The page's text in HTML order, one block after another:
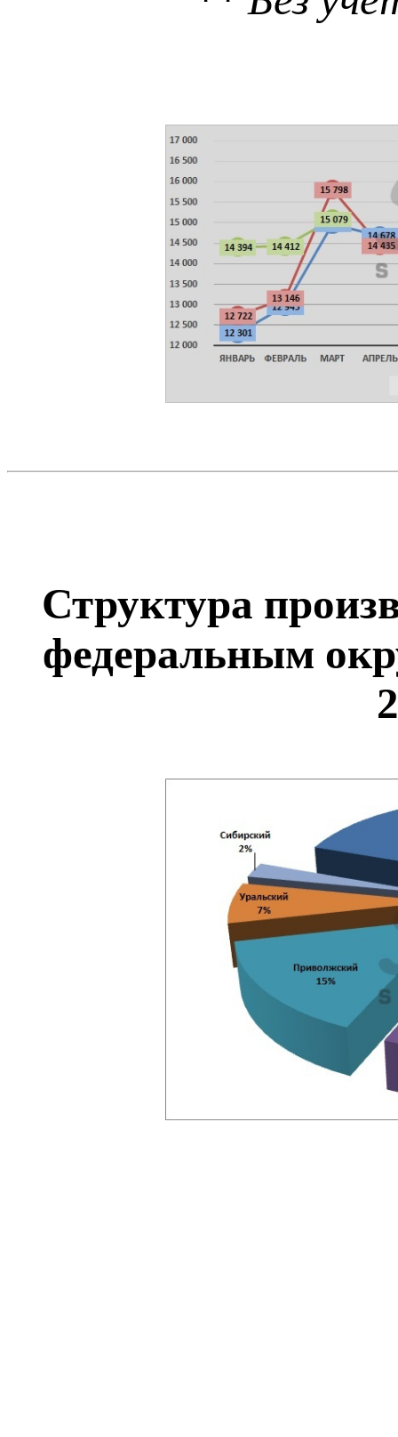
Структура
федеральным